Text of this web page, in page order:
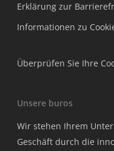
Erklärung zur
Informationen zu
Überprüfen Sie Ihre
Unsere buros
Wir stehen Ihrem
Geschäft durch die